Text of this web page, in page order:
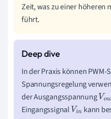
Zeit, was zu einer höheren
führt.
In der Praxis können PWM-
Spannungsregelung
der AusgangsspannungVou
t
Eingangssignal Vin kann